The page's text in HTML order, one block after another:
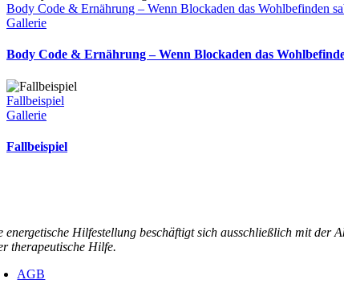
Body Code & Ernährung – Wenn Blockaden das Wohlbefinden
Gallerie
Body Code & Ernährung – Wenn Blockaden das
Fallbeispiel
Gallerie
Fallbeispiel
energetische Hilfestellung beschäftigt sich ausschließlich mit der
therapeutische Hilfe.
AGB